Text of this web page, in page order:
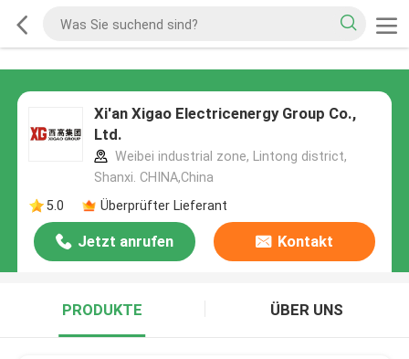
Xi'an Xigao Electricenergy Group Co.,
Ltd.
Weibei industrial zone, Lintong district,
Shanxi. CHINA,China
5.0
Überprüfter Lieferant
Jetzt anrufen Kontakt
PRODUKTE ÜBER UNS